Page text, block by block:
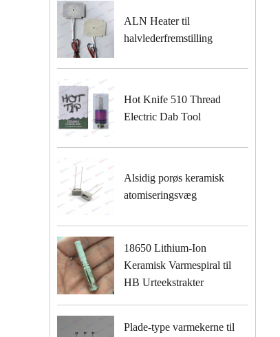
ALN Heater til
halvlederfremstilling
Hot Knife 510 Thread
Electric Dab Tool
Alsidig porøs keramisk
atomiseringsvæg
18650 Lithium-Ion
Keramisk Varmespiral til
HB Urteekstrakter
Plade-type varmekerne til